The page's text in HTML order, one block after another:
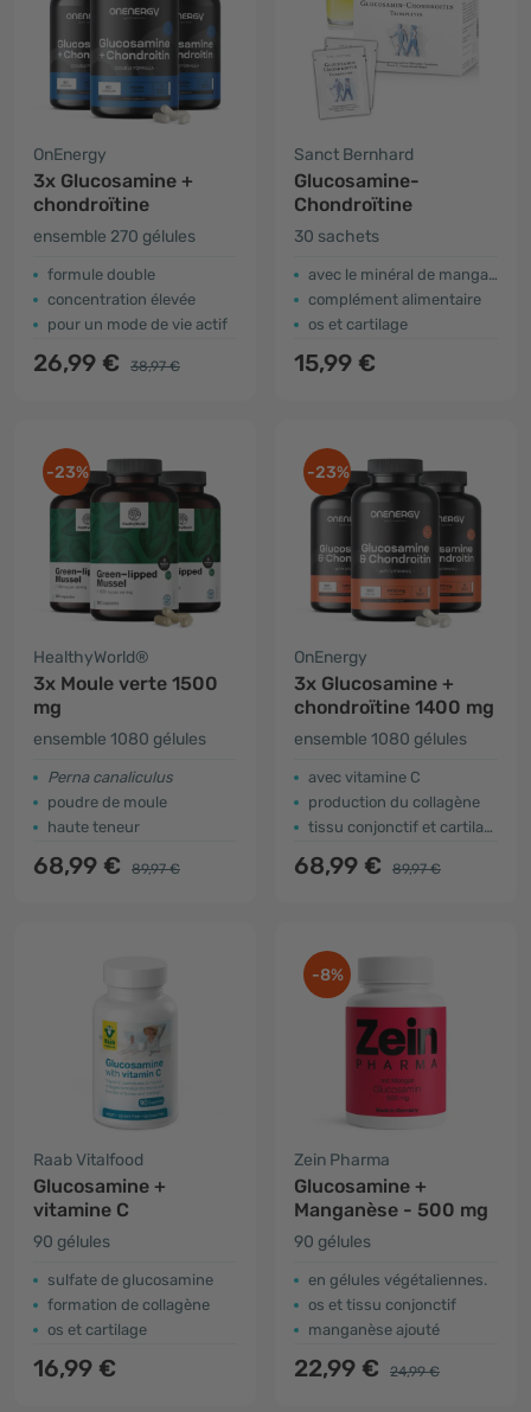
OnEnergy
3x Glucosamine +
chondroïtine
ensemble 270 gélules
formule double
concentration élevée
pour un mode de vie actif
26,99 € 38,97 €
Sanct Bernhard
Glucosamine-
Chondroïtine
30 sachets
avec le minéral de manganèse
complément alimentaire
os et cartilage
15,99 €
-23%
HealthyWorld®
3x Moule verte 1500
mg
ensemble 1080 gélules
Perna canaliculus
poudre de moule
haute teneur
68,99 € 89,97 €
-23%
OnEnergy
3x Glucosamine +
chondroïtine 1400 mg
ensemble 1080 gélules
avec vitamine C
production du collagène
tissu conjonctif et cartilage
68,99 € 89,97 €
Raab Vitalfood
Glucosamine +
vitamine C
90 gélules
sulfate de glucosamine
formation de collagène
os et cartilage
16,99 €
-8%
Zein Pharma
Glucosamine +
Manganèse - 500 mg
90 gélules
en gélules végétaliennes.
os et tissu conjonctif
manganèse ajouté
22,99 € 24,99 €